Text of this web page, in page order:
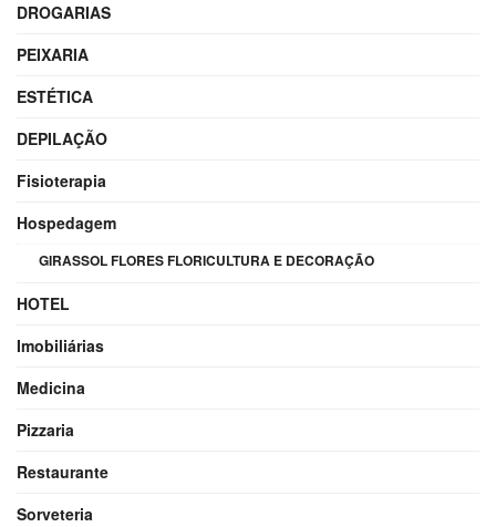
DROGARIAS
PEIXARIA
ESTÉTICA
DEPILAÇÃO
Fisioterapia
Hospedagem
GIRASSOL FLORES FLORICULTURA E DECORAÇÃO
HOTEL
Imobiliárias
Medicina
Pizzaria
Restaurante
Sorveteria